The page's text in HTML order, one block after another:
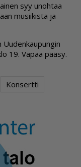
syy unoh­taa
mu­sii­kis­ta ja
19. Va­paa pää­sy.
Konsertti